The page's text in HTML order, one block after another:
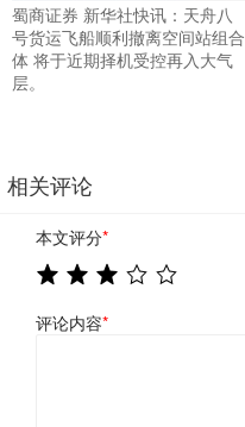
蜀商证券 新华社快讯：天舟八
号货运飞船顺利撤离空间站组合
体 将于近期择机受控再入大气
层。
相关评论
本文评分*
评论内容*